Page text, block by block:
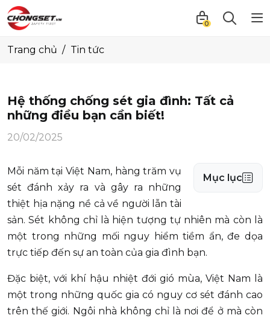
0
Trang chủ Tin tức
Hệ thống chống sét gia đình: Tất cả
những điều bạn cần biết!
20/02/2025
Mục lục
Mỗi năm tại Việt Nam, hàng trăm vụ
sét đánh xảy ra và gây ra những
thiệt hịa nặng nề cả về người lẫn tài
sản. Sét không chỉ là hiện tượng tự nhiên mà còn là
một trong những mối nguy hiểm tiềm ẩn, đe dọa
trực tiếp đến sự an toàn của gia đình bạn.
Đặc biệt, với khí hậu nhiệt đới gió mùa, Việt Nam là
một trong những quốc gia có nguy cơ sét đánh cao
trên thế giới. Ngôi nhà không chỉ là nơi để ở mà còn